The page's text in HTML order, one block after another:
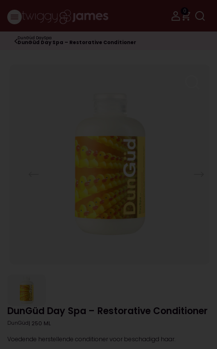
0
DunGüd DaySpa
DunGüd Day Spa – Restorative Conditioner
DunGüd Day Spa – Restorative Conditioner
DunGüd| 250 ML
Voedende herstellende conditioner voor beschadigd haar.